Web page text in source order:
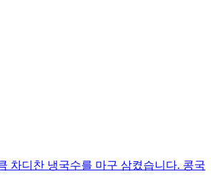
차디찬 냉국수를 마구 삼켰습니다. 콩국